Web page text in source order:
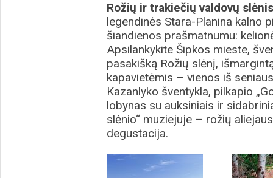
Rožių ir trakiečių valdovų
legendinės Stara-Planina kalno
šiandienos prašmatnumu:
Apsilankykite Šipkos mieste,
pasakišką Rožių slėnį,
kapavietėmis – vienos iš
Kazanlyko šventykla, pilkapio
lobynas su auksiniais ir
slėnio“ muziejuje – rožių
degustacija.